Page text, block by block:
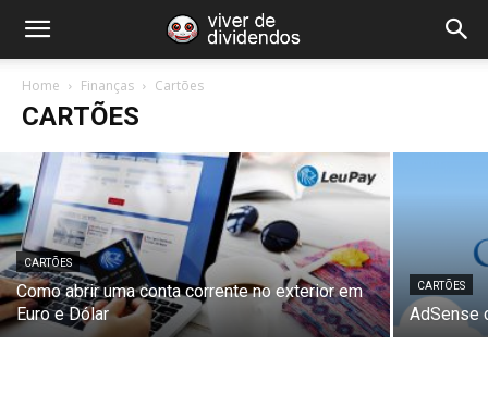
Home Finanças Cartões
CARTÕES
CARTÕES
Cartão internacional para viagens e sem
pagar IOF
Viver de Dividendos
CARTÕES
Como abrir uma conta corrente no exterior em
Euro e Dólar
CARTÕES
AdSense